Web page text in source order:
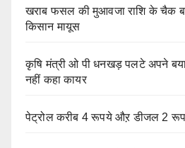
खराब फसल की मुआवजा राशि के चैक
किसान मायूस
कृषि मंत्री ओ पी धनखड़ पलटे अपने
नहीं कहा कायर
पेट्रोल करीब 4 रूपये औऱ डीजल 2